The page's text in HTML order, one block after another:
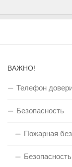
ВАЖНО!
Телефон
Безопасность
Пожарная